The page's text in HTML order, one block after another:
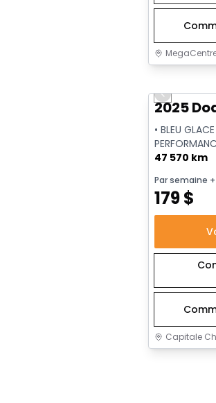
Vidéo
Très
Previous
2025
• BLEU
47 570 km
Par semaine
179$
Capitale